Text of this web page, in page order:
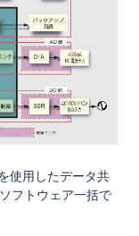
使用したデータ共
フトウェア一括で